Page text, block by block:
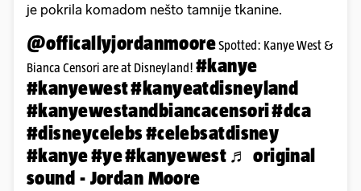
je pokrila komadom nešto tamnije tkanine.
@officallyjordanmooreSpotted: Kanye West &
Bianca Censori are at Disneyland! #kanye
#kanyewest#kanyeatdisneyland
#kanyewestandbiancacensori#dca
#disneycelebs#celebsatdisney
#kanye#ye#kanyewest ♬ original
sound - Jordan Moore